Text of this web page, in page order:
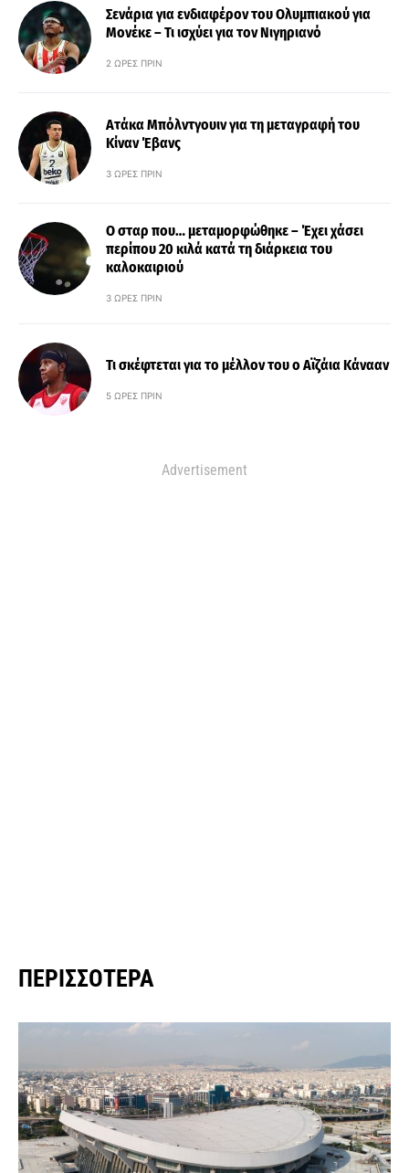
Σενάρια για ενδιαφέρον του Ολυμπιακού για
Μονέκε – Τι ισχύει για τον Νιγηριανό
2 ΏΡΕΣ ΠΡΙΝ
Ατάκα Μπόλντγουιν για τη μεταγραφή του
Κίναν Έβανς
3 ΏΡΕΣ ΠΡΙΝ
Ο σταρ που… μεταμορφώθηκε – Έχει χάσει
περίπου 20 κιλά κατά τη διάρκεια του
καλοκαιριού
3 ΏΡΕΣ ΠΡΙΝ
Τι σκέφτεται για το μέλλον του ο Αϊζάια Κάνααν
5 ΏΡΕΣ ΠΡΙΝ
Advertisement
ΠΕΡΙΣΣΌΤΕΡΑ